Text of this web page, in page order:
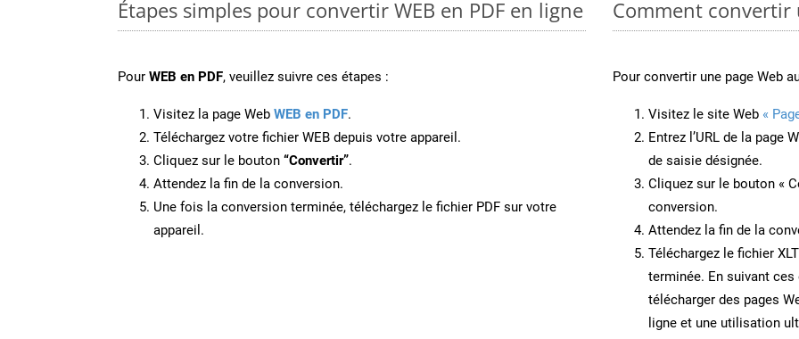
Étapes simples pour convertir WEB en PDF en ligne
Pour WEB en PDF, veuillez suivre ces étapes :
Visitez la page Web WEB en PDF.
Téléchargez votre fichier WEB depuis votre appareil.
Cliquez sur le bouton “Convertir”.
Attendez la fin de la conversion.
Une fois la conversion terminée, téléchargez le fichier PDF sur votre
appareil.
Comment convertir
Pour convertir une page Web
Visitez le site Web «
Entrez l’URL de la page
de saisie désignée.
Cliquez sur le bouton «
conversion.
Attendez la fin de la
Téléchargez le fichier
terminée. En suivant
télécharger des pages
ligne et une utilisation